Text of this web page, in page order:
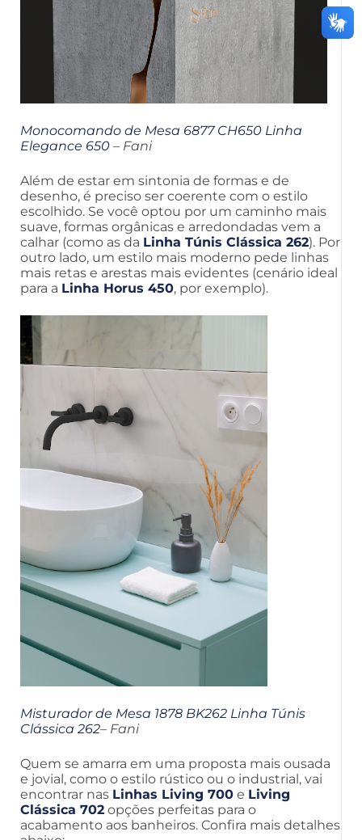
Monocomando de Mesa 6877 CH650 Linha
Elegance 650 – Fani
Além de estar em sintonia de formas e de
desenho, é preciso ser coerente com o estilo
escolhido. Se você optou por um caminho mais
suave, formas orgânicas e arredondadas vem a
calhar (como as da Linha Túnis Clássica 262). Por
outro lado, um estilo mais moderno pede linhas
mais retas e arestas mais evidentes (cenário ideal
para a Linha Horus 450, por exemplo).
Misturador de Mesa 1878 BK262 Linha Túnis
Clássica 262– Fani
Quem se amarra em uma proposta mais ousada
e jovial, como o estilo rústico ou o industrial, vai
encontrar nas Linhas Living 700 e Living
Clássica 702 opções perfeitas para o
acabamento aos banheiros. Confira mais detalhes